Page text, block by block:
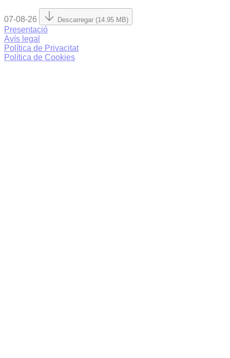
07-08-26 Descarregar (14.95 MB)
Presentació
Avís legal
Política de Privacitat
Política de Cookies